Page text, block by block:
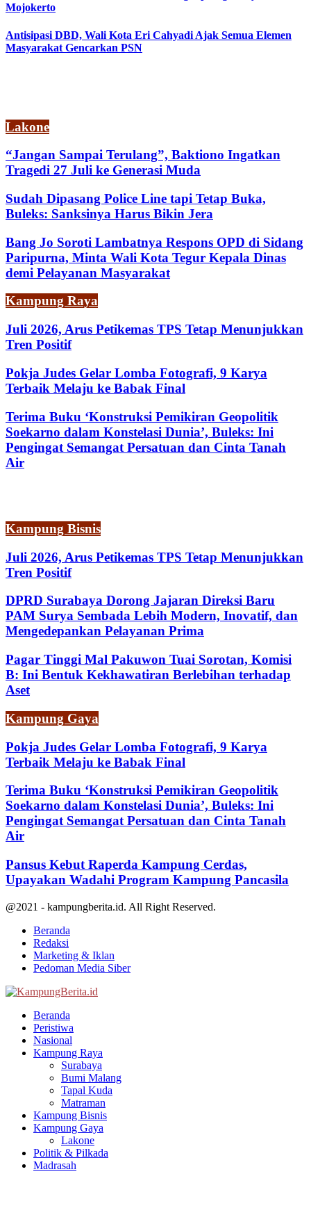
Mojokerto
Antisipasi DBD, Wali Kota Eri Cahyadi Ajak Semua Elemen
Masyarakat Gencarkan PSN
Lakone
“Jangan Sampai Terulang”, Baktiono Ingatkan
Tragedi 27 Juli ke Generasi Muda
Sudah Dipasang Police Line tapi Tetap Buka,
Buleks: Sanksinya Harus Bikin Jera
Bang Jo Soroti Lambatnya Respons OPD di Sidang
Paripurna, Minta Wali Kota Tegur Kepala Dinas
demi Pelayanan Masyarakat
Kampung Raya
Juli 2026, Arus Petikemas TPS Tetap Menunjukkan
Tren Positif
Pokja Judes Gelar Lomba Fotografi, 9 Karya
Terbaik Melaju ke Babak Final
Terima Buku ‘Konstruksi Pemikiran Geopolitik
Soekarno dalam Konstelasi Dunia’, Buleks: Ini
Pengingat Semangat Persatuan dan Cinta Tanah
Air
Kampung Bisnis
Juli 2026, Arus Petikemas TPS Tetap Menunjukkan
Tren Positif
DPRD Surabaya Dorong Jajaran Direksi Baru
PAM Surya Sembada Lebih Modern, Inovatif, dan
Mengedepankan Pelayanan Prima
Pagar Tinggi Mal Pakuwon Tuai Sorotan, Komisi
B: Ini Bentuk Kekhawatiran Berlebihan terhadap
Aset
Kampung Gaya
Pokja Judes Gelar Lomba Fotografi, 9 Karya
Terbaik Melaju ke Babak Final
Terima Buku ‘Konstruksi Pemikiran Geopolitik
Soekarno dalam Konstelasi Dunia’, Buleks: Ini
Pengingat Semangat Persatuan dan Cinta Tanah
Air
Pansus Kebut Raperda Kampung Cerdas,
Upayakan Wadahi Program Kampung Pancasila
@2021 - kampungberita.id. All Right Reserved.
Beranda
Redaksi
Marketing & Iklan
Pedoman Media Siber
Beranda
Peristiwa
Nasional
Kampung Raya
Surabaya
Bumi Malang
Tapal Kuda
Matraman
Kampung Bisnis
Kampung Gaya
Lakone
Politik & Pilkada
Madrasah